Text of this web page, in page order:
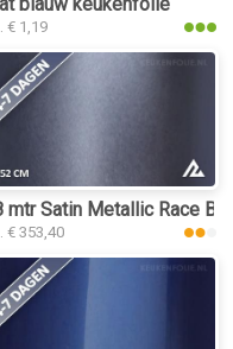
€ 1,19
mtr Satin Metallic Race
€ 353,40